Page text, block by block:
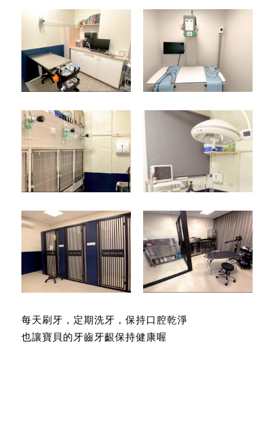
每天刷牙，定期洗牙，保持口腔乾淨
也讓寶貝的牙齒牙齦保持健康喔